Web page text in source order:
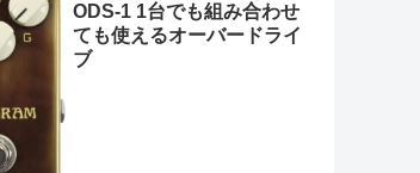
ODS-1 1台でも組み合わせ
ても使えるオーバードライ
ブ